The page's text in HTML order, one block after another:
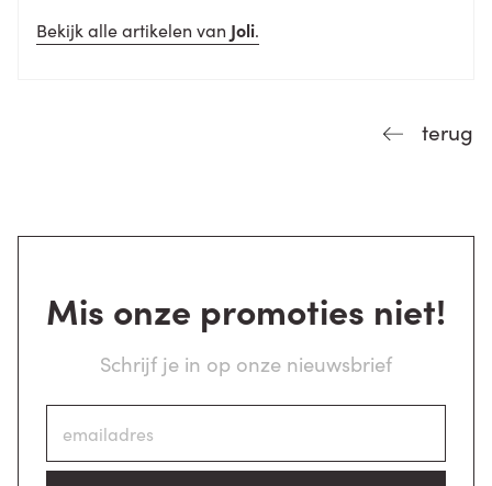
Bekijk alle artikelen van Joli.
terug
Mis onze promoties niet!
Schrijf je in op onze nieuwsbrief